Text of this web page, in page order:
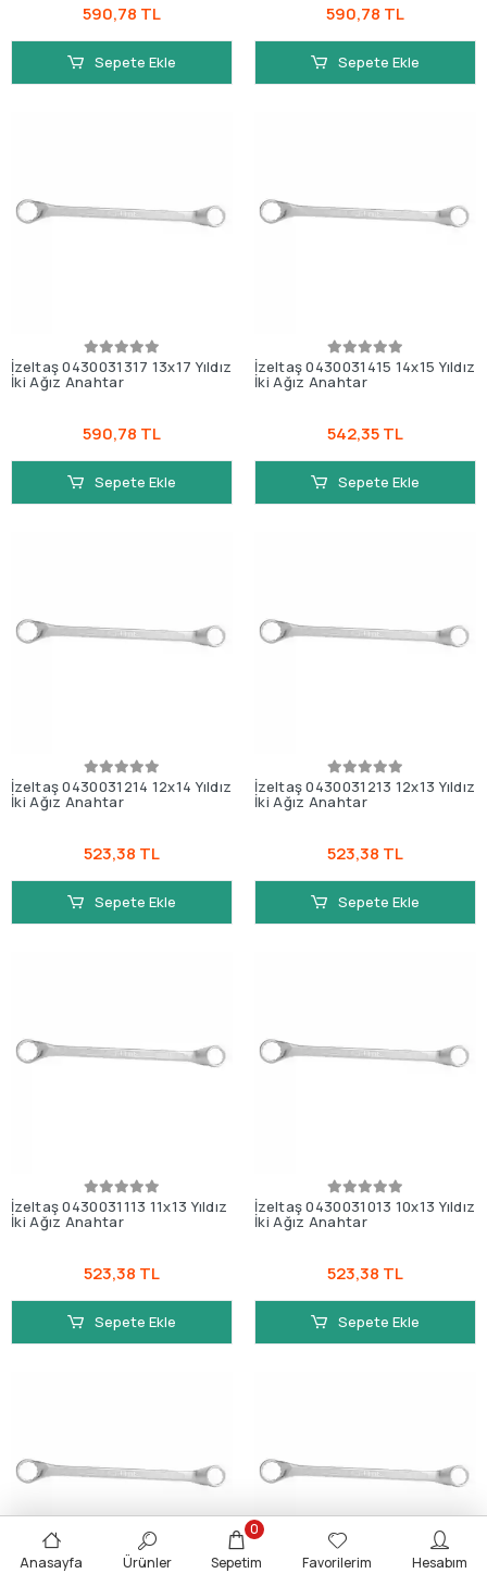
590,78 TL
Sepete Ekle
590,78 TL
Sepete Ekle
İzeltaş 0430031317 13x17 Yıldız
İki Ağız Anahtar
590,78 TL
Sepete Ekle
İzeltaş 0430031415 14x15 Yıldız
İki Ağız Anahtar
542,35 TL
Sepete Ekle
İzeltaş 0430031214 12x14 Yıldız
İki Ağız Anahtar
523,38 TL
Sepete Ekle
İzeltaş 0430031213 12x13 Yıldız
İki Ağız Anahtar
523,38 TL
Sepete Ekle
İzeltaş 0430031113 11x13 Yıldız
İki Ağız Anahtar
523,38 TL
Sepete Ekle
İzeltaş 0430031013 10x13 Yıldız
İki Ağız Anahtar
523,38 TL
Sepete Ekle
Anasayfa Ürünler Sepetim
0
Favorilerim
Hesabım